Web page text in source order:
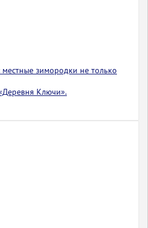
зимородки не только
Ключи».